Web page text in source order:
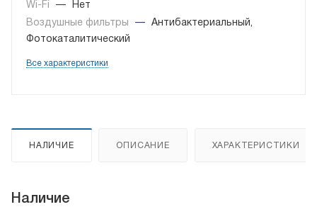
Wi-Fi
—
Нет
Воздушные фильтры
—
Антибактериальный,
Фотокаталитический
Все характеристики
НАЛИЧИЕ ОПИСАНИЕ ХАРАКТЕРИСТИКИ
Наличие